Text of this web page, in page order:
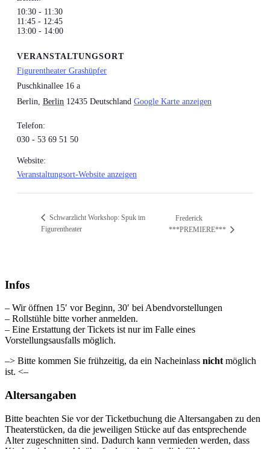
10:30 - 11:30
11:45 - 12:45
13:00 - 14:00
VERANSTALTUNGSORT
Figurentheater Grashüpfer
Puschkinallee 16 a
Berlin Berlin 12435 Deutschland Google Karte anzeigen
Telefon:
030 - 53 69 51 50
Website:
Veranstaltungsort-Website anzeigen
Schwarzlicht Workshop: Spuk im
Figurentheater
Frederick
***PREMIERE***
Infos
– Wir öffnen 15′ vor Beginn, 30′ bei Abendvorstellungen
– Rollstühle bitte vorher anmelden.
– Eine Erstattung der Tickets ist nur im Falle eines
Vorstellungsausfalls möglich.
–> Bitte kommen Sie frühzeitig, da ein Nacheinlass nicht möglich
ist. <–
Altersangaben
Bitte beachten Sie vor der Ticketbuchung die Altersangaben zu den
Theaterstücken, da die jeweiligen Stücke auf das entsprechende
Alter zugeschnitten sind. Dadurch kann vermieden werden, dass